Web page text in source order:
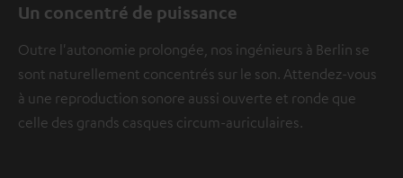
individuelles peuvent être transmises à une plateforme
tierce.Vous en apprendrez davantage dans notre
politique de confidentialité.
Un concentré de puissance
Outre l'autonomie prolongée, nos ingénieurs à Berlin se
sont naturellement concentrés sur le son. Attendez-vous
à une reproduction sonore aussi ouverte et ronde que
celle des grands casques circum-auriculaires.